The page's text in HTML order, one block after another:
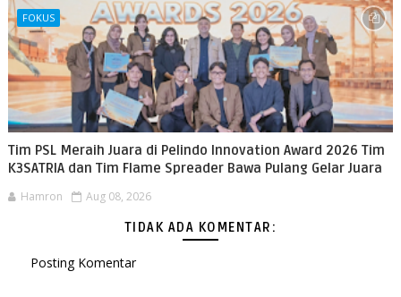
FOKUS
Tim PSL Meraih Juara di Pelindo Innovation Award 2026 Tim
K3SATRIA dan Tim Flame Spreader Bawa Pulang Gelar Juara
Hamron Aug 08, 2026
TIDAK ADA KOMENTAR:
Posting Komentar